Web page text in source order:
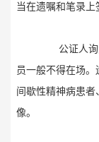
当在遗嘱和笔录上
公证人询问遗
员一般不得在场。
间歇性精神病患
像。